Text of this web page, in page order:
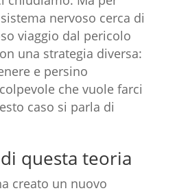
nervoso cerca di
viaggio dal pericolo
una strategia diversa:
e persino
che vuole farci
caso si parla di
questa teoria
creato un nuovo